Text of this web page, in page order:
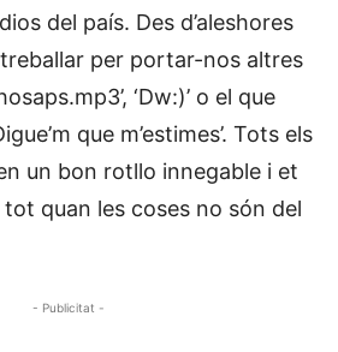
del país. Des d’aleshores
per portar-nos altres
‘Dw:)’ o el que
que m’estimes’. Tots els
un bon rotllo innegable i et
quan les coses no són del
- Publicitat -